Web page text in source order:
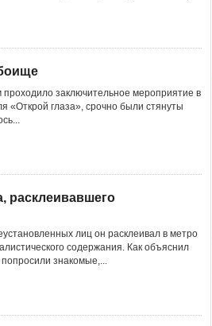
заключительное мероприятие в
«Открой глаза», срочно были стянуты
расклеивавшего
лиц он расклеивал в метро
содержания. Как объяснил
знакомые,...